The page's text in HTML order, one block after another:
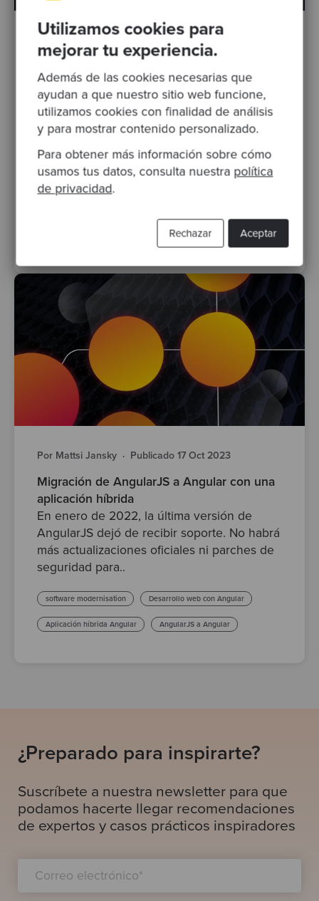
Utilizamos cookies para
mejorar tu experiencia.
Además de las cookies necesarias que
ayudan a que nuestro sitio web funcione,
utilizamos cookies con finalidad de análisis
y para mostrar contenido personalizado.
Para obtener más información sobre cómo
usamos tus datos, consulta nuestra política
de privacidad.
Aceptar
Rechazar
Por Ignacio Gonzalez Publicado 06 Feb 2024
implementarlo?
Los humanos producimos datos de manera
continua: aplicaciones y sistemas recopilan
información y, además de monitorear
nuestras aplicaciones,..
aws
Por Mattsi Jansky · Publicado 17 Oct 2023
Migración de AngularJS a Angular con una
aplicación híbrida
En enero de 2022, la última versión de
AngularJS dejó de recibir soporte. No habrá
más actualizaciones oficiales ni parches de
seguridad para..
software modernisation Desarrollo web con Angular
Aplicación híbrida Angular AngularJS a Angular
¿Preparado para inspirarte?
Suscríbete a nuestra newsletter para que
podamos hacerte llegar recomendaciones
de expertos y casos prácticos inspiradores